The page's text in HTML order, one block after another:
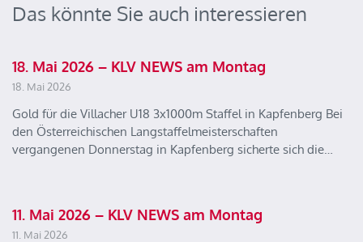
Das könnte Sie auch interessieren
18. Mai 2026 – KLV NEWS am Montag
18. Mai 2026
Gold für die Villacher U18 3x1000m Staffel in Kapfenberg Bei
den Österreichischen Langstaffelmeisterschaften
vergangenen Donnerstag in Kapfenberg sicherte sich die…
11. Mai 2026 – KLV NEWS am Montag
11. Mai 2026